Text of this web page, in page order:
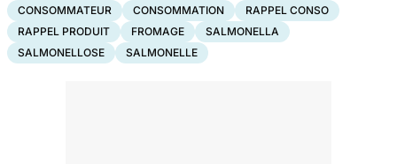
CONSOMMATEUR CONSOMMATION
RAPPEL CONSO
RAPPEL PRODUIT
FROMAGE
SALMONELLA
SALMONELLOSE
SALMONELLE